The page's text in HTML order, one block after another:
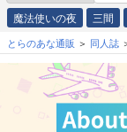
魔法使いの夜 三間
とらのあな通販 同人誌